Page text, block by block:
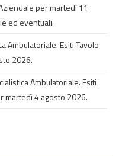
per martedì 11
ed eventuali.
Ambulatoriale. Esiti Tavolo
2026.
Ambulatoriale. Esiti
martedì 4 agosto 2026.